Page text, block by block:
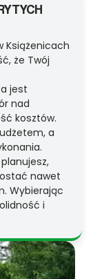
Książenicach
że Twój
jest
nad
kosztów.
a
nawet
Wybierając
i